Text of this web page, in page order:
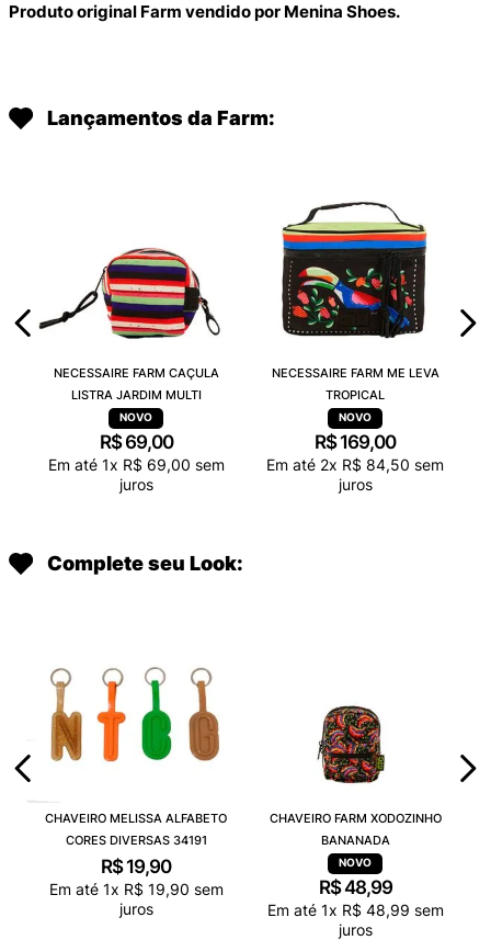
Produto original Farm vendido por Menina Shoes.
Lançamentos da Farm:
NECESSAIRE FARM CAÇULA
LISTRA JARDIM MULTI
R$ 69,00
Em até 1x R$ 69,00 sem
juros
NECESSAIRE FARM ME LEVA
TROPICAL
R$ 169,00
Em até 2x R$ 84,50 sem
juros
Complete seu Look:
CHAVEIRO MELISSA ALFABETO
CORES DIVERSAS 34191
R$ 19,90
Em até 1x R$ 19,90 sem
juros
CHAVEIRO FARM XODOZINHO
BANANADA
R$48,99
Em até 1x R$ 48,99 sem
juros